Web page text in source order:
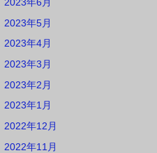
2023年5月
2023年4月
2023年3月
2023年2月
2023年1月
2022年12月
2022年11月